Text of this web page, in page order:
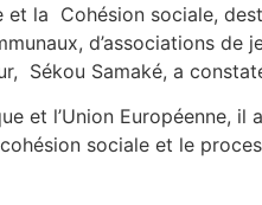
et la Cohésion sociale,
d’associations
Sékou Samaké, a constaté
et l’Union Européenne,
sociale et le